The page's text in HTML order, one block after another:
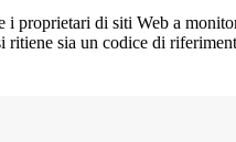
proprietari di siti Web a
ritiene sia un codice di